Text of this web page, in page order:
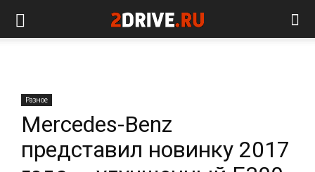
Разное
Mercedes-Benz
представил новинку 2017